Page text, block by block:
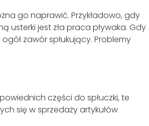
go naprawić. Przykładowo, gdy
usterki jest zła praca pływaka. Gdy
zawór spłukujący. Problemy
części do spłuczki, te
się w sprzedaży artykułów